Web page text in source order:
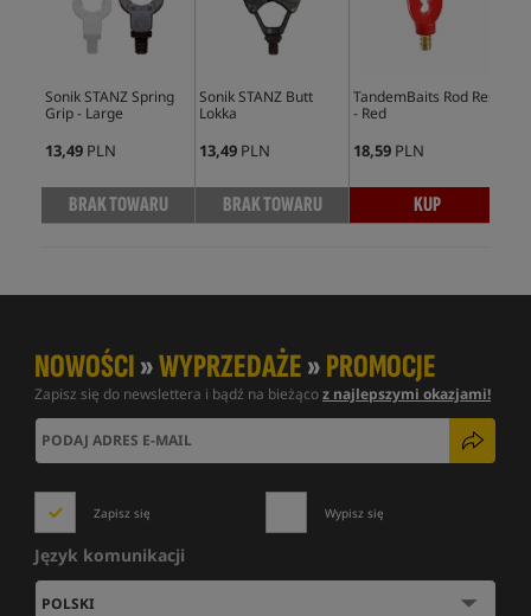
Sonik STANZ Spring
Grip - Large
13,49 PLN
BRAK TOWARU
Sonik STANZ Butt
Lokka
13,49 PLN
BRAK TOWARU
TandemBaits Rod Rest
- Red
18,59 PLN
KUP
NOWOŚCI»WYPRZEDAŻE»PROMOCJE
Zapisz się do newslettera i bądź na bieżącoz najlepszymi okazjami!
Zapisz się Wypisz się
Język komunikacji